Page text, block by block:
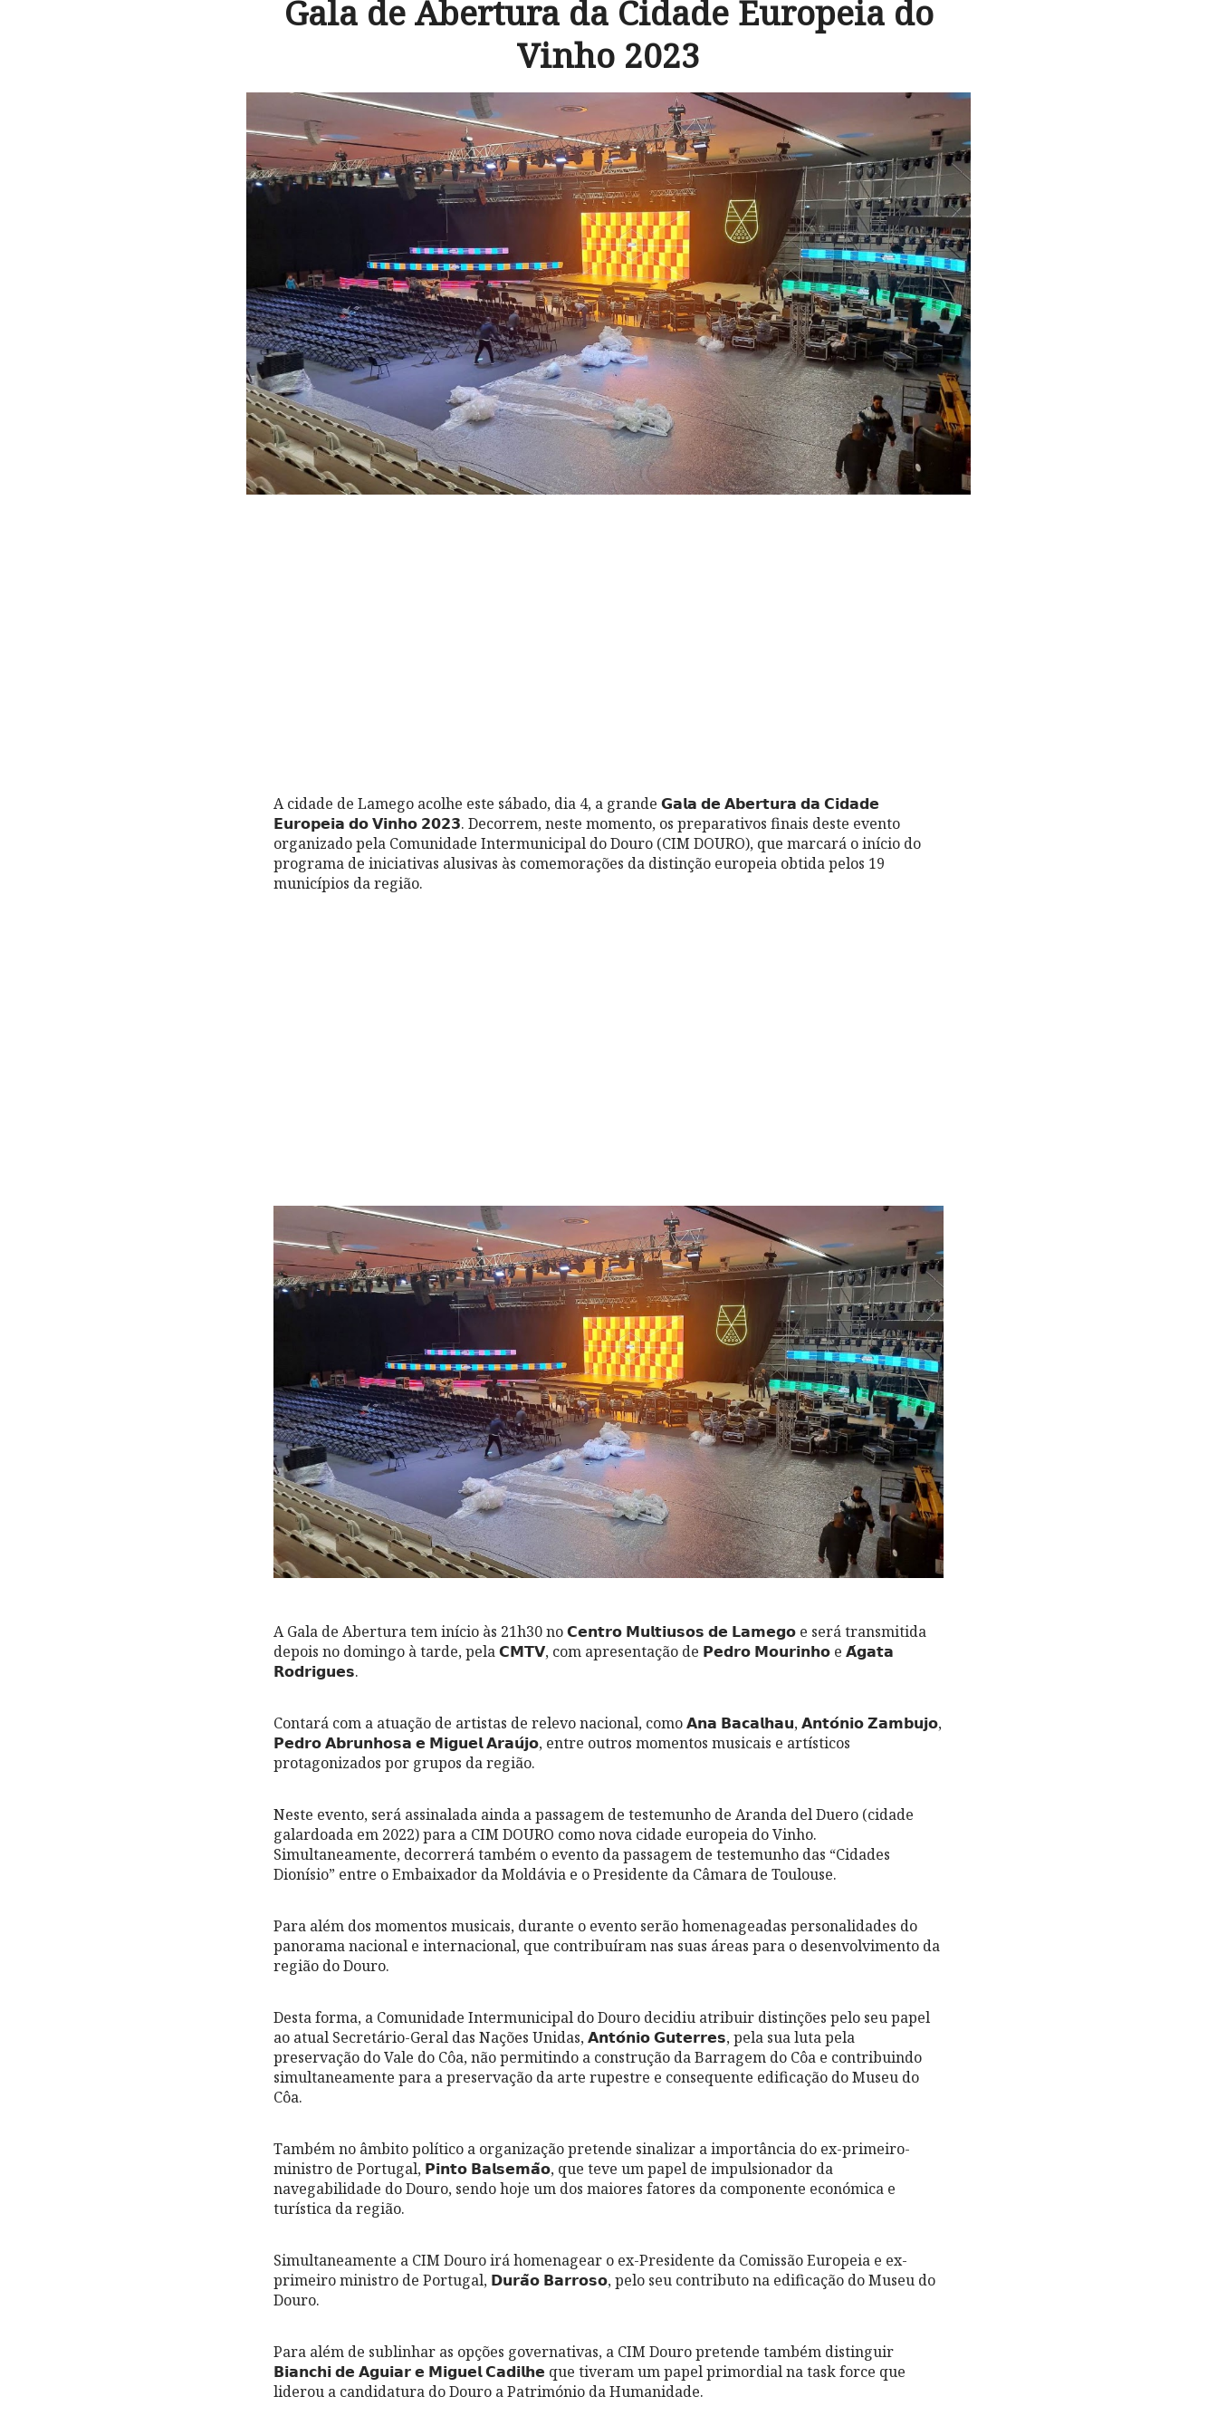
Gala de Abertura da Cidade Europeia do
Vinho 2023
A cidade de Lamego acolhe este sábado, dia 4, a grande 𝗚𝗮𝗹𝗮 𝗱𝗲 𝗔𝗯𝗲𝗿𝘁𝘂𝗿𝗮 𝗱𝗮 𝗖𝗶𝗱𝗮𝗱𝗲
𝗘𝘂𝗿𝗼𝗽𝗲𝗶𝗮 𝗱𝗼 𝗩𝗶𝗻𝗵𝗼 𝟮𝟬𝟮𝟯. Decorrem, neste momento, os preparativos finais deste evento
organizado pela Comunidade Intermunicipal do Douro (CIM DOURO), que marcará o início do
programa de iniciativas alusivas às comemorações da distinção europeia obtida pelos 19
municípios da região.
A Gala de Abertura tem início às 21h30 no 𝗖𝗲𝗻𝘁𝗿𝗼 𝗠𝘂𝗹𝘁𝗶𝘂𝘀𝗼𝘀 𝗱𝗲 𝗟𝗮𝗺𝗲𝗴𝗼 e será transmitida
depois no domingo à tarde, pela 𝗖𝗠𝗧𝗩, com apresentação de 𝗣𝗲𝗱𝗿𝗼 𝗠𝗼𝘂𝗿𝗶𝗻𝗵𝗼 e 𝗔́𝗴𝗮𝘁𝗮
𝗥𝗼𝗱𝗿𝗶𝗴𝘂𝗲𝘀.
Contará com a atuação de artistas de relevo nacional, como 𝗔𝗻𝗮 𝗕𝗮𝗰𝗮𝗹𝗵𝗮𝘂, 𝗔𝗻𝘁𝗼́𝗻𝗶𝗼 𝗭𝗮𝗺𝗯𝘂𝗷𝗼,
𝗣𝗲𝗱𝗿𝗼 𝗔𝗯𝗿𝘂𝗻𝗵𝗼𝘀𝗮 𝗲 𝗠𝗶𝗴𝘂𝗲𝗹 𝗔𝗿𝗮𝘂́𝗷𝗼, entre outros momentos musicais e artísticos
protagonizados por grupos da região.
Neste evento, será assinalada ainda a passagem de testemunho de Aranda del Duero (cidade
galardoada em 2022) para a CIM DOURO como nova cidade europeia do Vinho.
Simultaneamente, decorrerá também o evento da passagem de testemunho das “Cidades
Dionísio” entre o Embaixador da Moldávia e o Presidente da Câmara de Toulouse.
Para além dos momentos musicais, durante o evento serão homenageadas personalidades do
panorama nacional e internacional, que contribuíram nas suas áreas para o desenvolvimento da
região do Douro.
Desta forma, a Comunidade Intermunicipal do Douro decidiu atribuir distinções pelo seu papel
ao atual Secretário-Geral das Nações Unidas, 𝗔𝗻𝘁𝗼́𝗻𝗶𝗼 𝗚𝘂𝘁𝗲𝗿𝗿𝗲𝘀, pela sua luta pela
preservação do Vale do Côa, não permitindo a construção da Barragem do Côa e contribuindo
simultaneamente para a preservação da arte rupestre e consequente edificação do Museu do
Côa.
Também no âmbito político a organização pretende sinalizar a importância do ex-primeiro-
ministro de Portugal, 𝗣𝗶𝗻𝘁𝗼 𝗕𝗮𝗹𝘀𝗲𝗺𝗮̃𝗼, que teve um papel de impulsionador da
navegabilidade do Douro, sendo hoje um dos maiores fatores da componente económica e
turística da região.
Simultaneamente a CIM Douro irá homenagear o ex-Presidente da Comissão Europeia e ex-
primeiro ministro de Portugal, 𝗗𝘂𝗿𝗮̃𝗼 𝗕𝗮𝗿𝗿𝗼𝘀𝗼, pelo seu contributo na edificação do Museu do
Douro.
Para além de sublinhar as opções governativas, a CIM Douro pretende também distinguir
𝗕𝗶𝗮𝗻𝗰𝗵𝗶 𝗱𝗲 𝗔𝗴𝘂𝗶𝗮𝗿 𝗲 𝗠𝗶𝗴𝘂𝗲𝗹 𝗖𝗮𝗱𝗶𝗹𝗵𝗲 que tiveram um papel primordial na task force que
liderou a candidatura do Douro a Património da Humanidade.